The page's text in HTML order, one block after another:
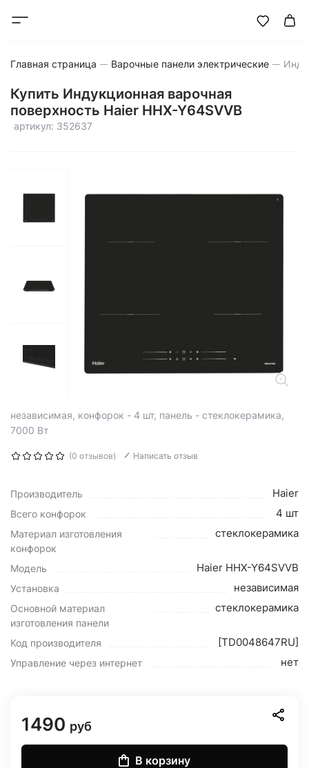
Главная страница Варочные панели электрические
Купить Индукционная варочная
поверхность Haier HHX-Y64SVVB
артикул: 352637
независимая, конфорок - 4 шт, панель - стеклокерамика,
7000 Вт
(0 отзывов) Написать отзыв
Производитель Haier
Всего конфорок 4 шт
Материал изготовления
конфорок
стеклокерамика
Модель Haier HHX-Y64SVVB
Установка независимая
Основной материал
изготовления панели
стеклокерамика
Код производителя [TD0048647RU]
Управление через интернет нет
1490 руб
В корзину